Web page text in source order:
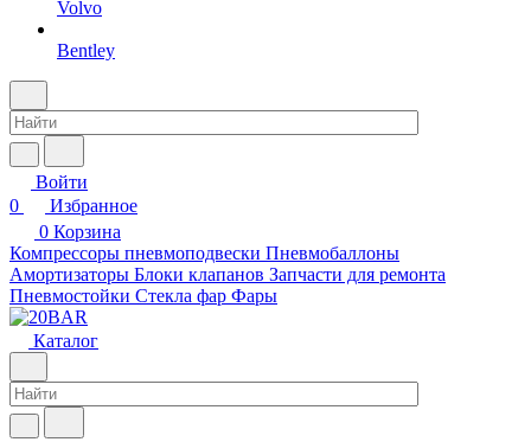
Volvo
Bentley
Войти
0
Избранное
0 Корзина
Компрессоры пневмоподвески Пневмобаллоны
Амортизаторы Блоки клапанов Запчасти для ремонта
Пневмостойки Стекла фар Фары
Каталог